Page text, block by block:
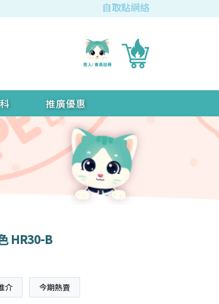
自取點網絡
推廣優惠
HR30-B
介 今期熱賣